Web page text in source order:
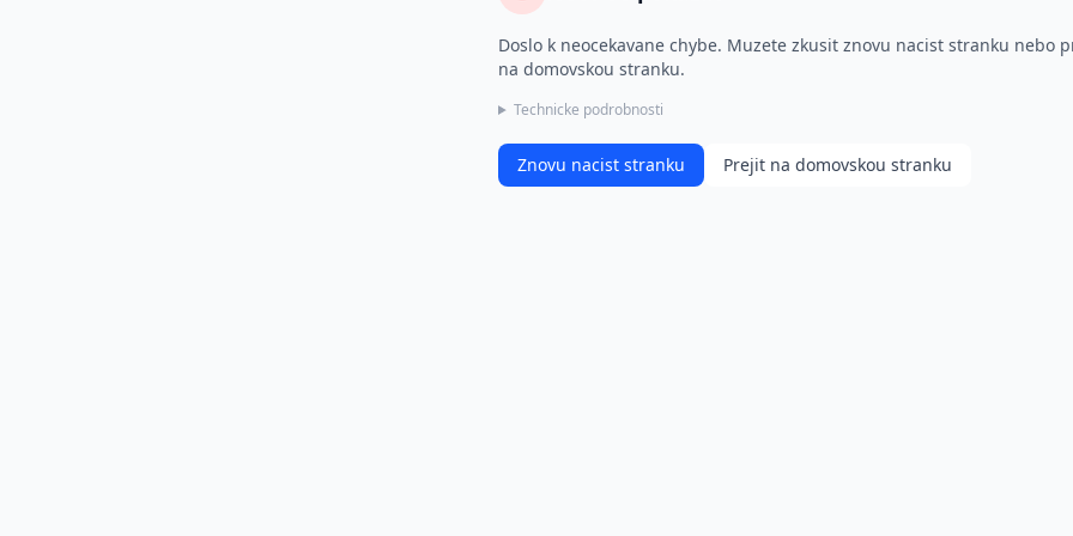
Doslo k neocekavane chybe. Muzete zkusit znovu nacist stranku nebo
na domovskou stranku.
Technicke podrobnosti
Znovu nacist stranku Prejit na domovskou stranku